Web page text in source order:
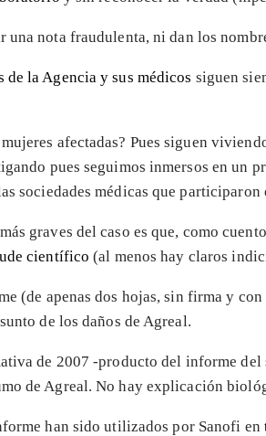
una nota fraudulenta, ni dan los
de la Agencia y sus médicos siguen
afectadas? Pues siguen
pues seguimos inmersos en un
sociedades médicas que
graves del caso es que, como
científico (al menos hay claros
(de apenas dos hojas, sin firma y
de los daños de Agreal.
de 2007 -producto del informe del
de Agreal. No hay explicación
han sido utilizados por Sanofi en